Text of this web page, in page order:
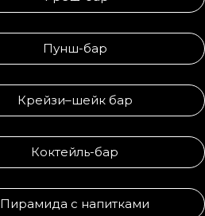
Пунш-бар
Крейзи–шейк бар
Коктейль-бар
Пирамида с напитками